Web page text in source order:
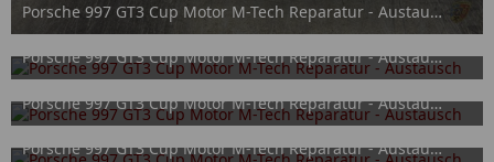
Porsche 997 GT3 Cup Motor M-Tech Reparatur - Austausch
15. September 2025
Porsche 997 GT3 Cup Motor M-Tech Reparatur - Austausch
15. September 2025
Porsche 997 GT3 Cup Motor M-Tech Reparatur - Austausch
15. September 2025
Porsche 997 GT3 Cup Motor M-Tech Reparatur - Austausch